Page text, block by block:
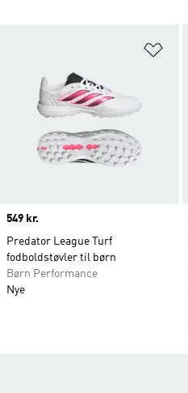
Price
549 kr.
Predator League Turf
fodboldstøvler til børn
Børn Performance
Nye